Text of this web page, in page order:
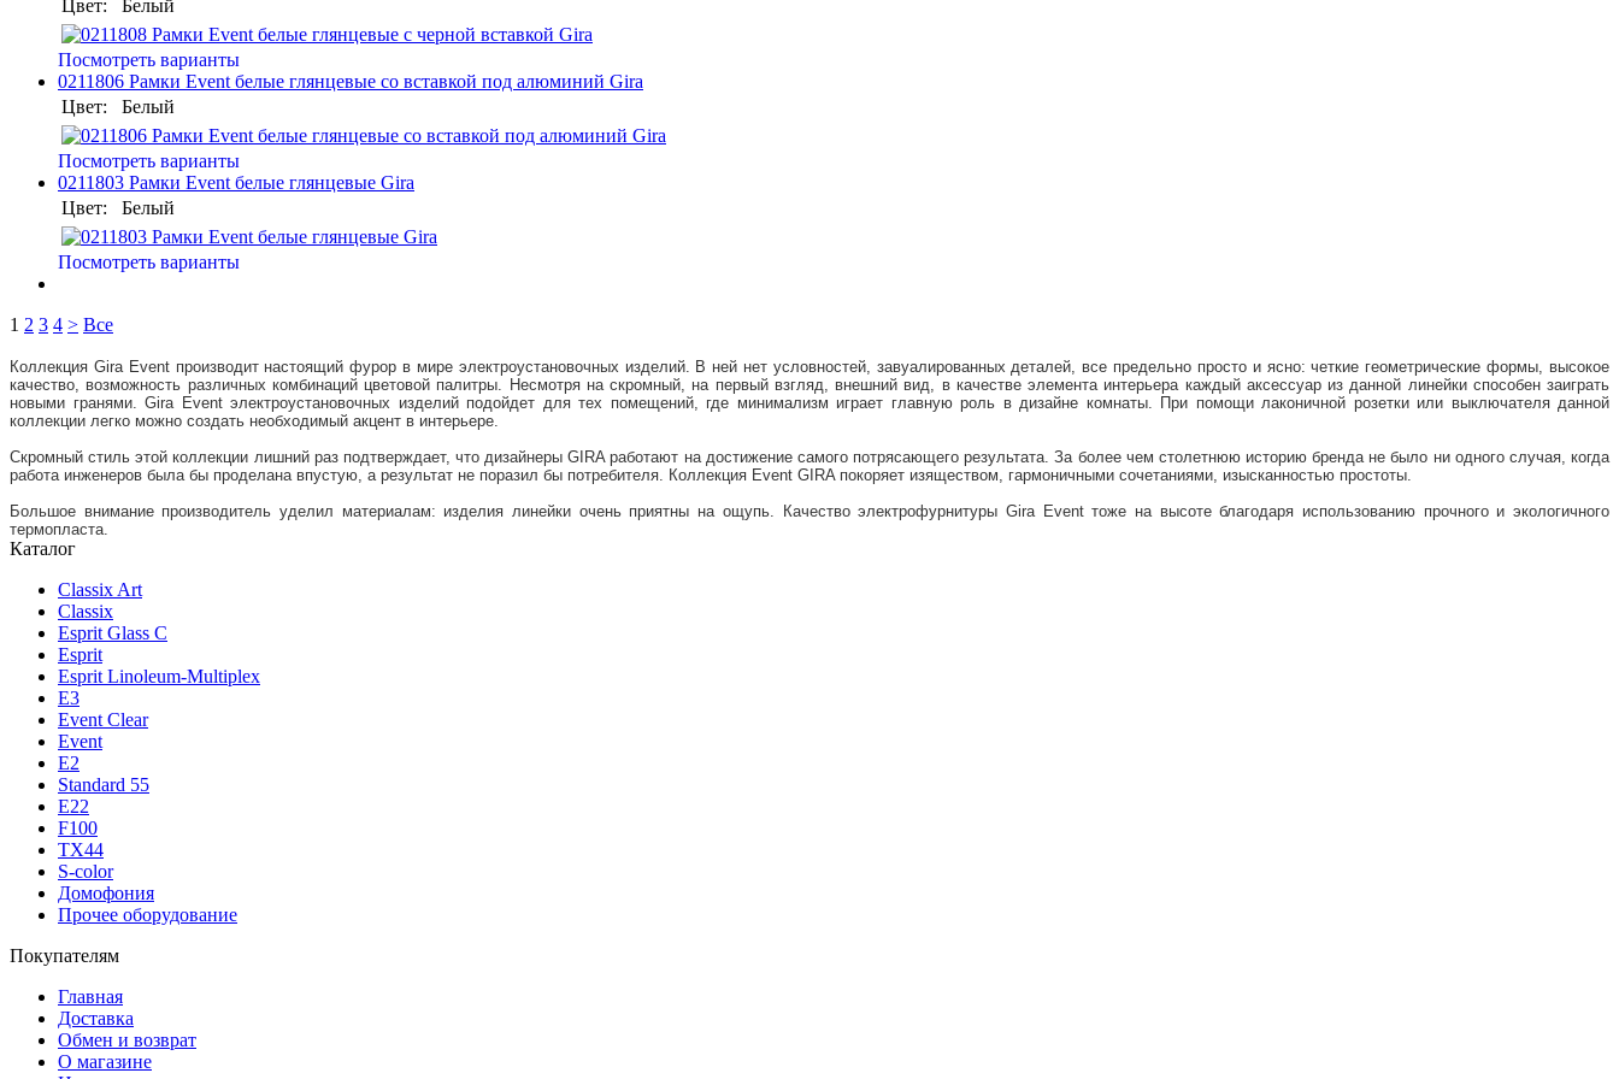
Цвет:
Белый
Посмотреть варианты
0211806 Рамки Event белые глянцевые со вставкой под алюминий Gira
Цвет:
Белый
Посмотреть варианты
0211803 Рамки Event белые глянцевые Gira
Цвет:
Белый
Посмотреть варианты
1 2 3 4 > Все
Коллекция Gira Event производит настоящий фурор в мире электроустановочных изделий. В ней нет условностей, завуалированных деталей, все предельно просто и ясно: четкие геометрические формы, высокое
качество, возможность различных комбинаций цветовой палитры. Несмотря на скромный, на первый взгляд, внешний вид, в качестве элемента интерьера каждый аксессуар из данной линейки способен заиграть
новыми гранями. Gira Event электроустановочных изделий подойдет для тех помещений, где минимализм играет главную роль в дизайне комнаты. При помощи лаконичной розетки или выключателя данной
коллекции легко можно создать необходимый акцент в интерьере.
Скромный стиль этой коллекции лишний раз подтверждает, что дизайнеры GIRA работают на достижение самого потрясающего результата. За более чем столетнюю историю бренда не было ни одного случая, когда
работа инженеров была бы проделана впустую, а результат не поразил бы потребителя. Коллекция Event GIRA покоряет изяществом, гармоничными сочетаниями, изысканностью простоты.
Большое внимание производитель уделил материалам: изделия линейки очень приятны на ощупь. Качество электрофурнитуры Gira Event тоже на высоте благодаря использованию прочного и экологичного
термопласта.
Каталог
Classix Art
Classix
Esprit Glass C
Esprit
Esprit Linoleum-Multiplex
E3
Event Clear
Event
E2
Standard 55
E22
F100
TX44
S-color
Домофония
Прочее оборудование
Покупателям
Главная
Доставка
Обмен и возврат
О магазине